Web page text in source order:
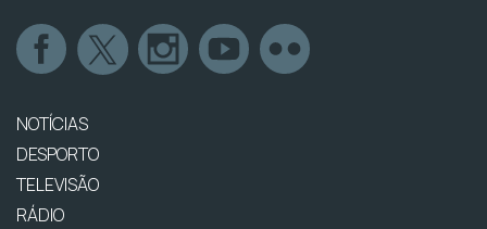
NOTÍCIAS
DESPORTO
TELEVISÃO
RÁDIO